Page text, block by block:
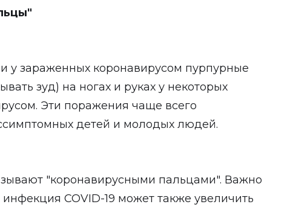
у зараженных коронавирусом пурпурные
зуд) на ногах и руках у некоторых
Эти поражения чаще всего
детей и молодых людей.
"коронавирусными пальцами". Важно
инфекция COVID-19 может также увеличить